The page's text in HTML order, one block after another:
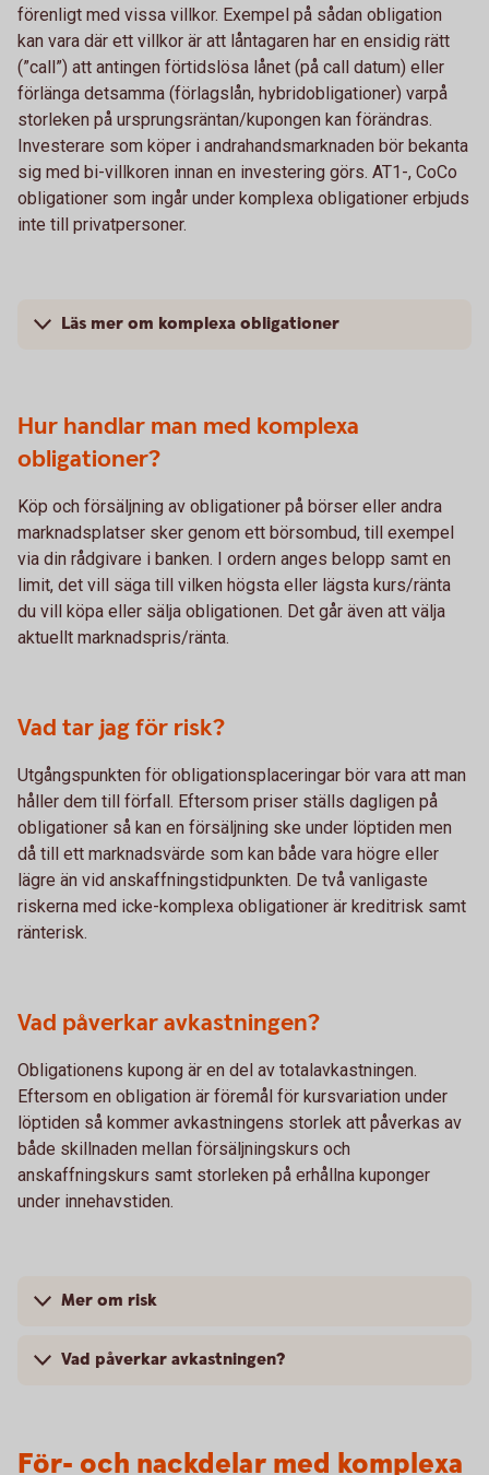
förenligt med vissa villkor. Exempel på sådan obligation
kan vara där ett villkor är att låntagaren har en ensidig rätt
(”call”) att antingen förtidslösa lånet (på call datum) eller
förlänga detsamma (förlagslån, hybridobligationer) varpå
storleken på ursprungsräntan/kupongen kan förändras.
Investerare som köper i andrahandsmarknaden bör bekanta
sig med bi-villkoren innan en investering görs. AT1-, CoCo
obligationer som ingår under komplexa obligationer erbjuds
inte till privatpersoner.
Läs mer om komplexa obligationer
Hur handlar man med komplexa
obligationer?
Köp och försäljning av obligationer på börser eller andra
marknadsplatser sker genom ett börsombud, till exempel
via din rådgivare i banken. I ordern anges belopp samt en
limit, det vill säga till vilken högsta eller lägsta kurs/ränta
du vill köpa eller sälja obligationen. Det går även att välja
aktuellt marknadspris/ränta.
Vad tar jag för risk?
Utgångspunkten för obligationsplaceringar bör vara att man
håller dem till förfall. Eftersom priser ställs dagligen på
obligationer så kan en försäljning ske under löptiden men
då till ett marknadsvärde som kan både vara högre eller
lägre än vid anskaffningstidpunkten. De två vanligaste
riskerna med icke-komplexa obligationer är kreditrisk samt
ränterisk.
Vad påverkar avkastningen?
Obligationens kupong är en del av totalavkastningen.
Eftersom en obligation är föremål för kursvariation under
löptiden så kommer avkastningens storlek att påverkas av
både skillnaden mellan försäljningskurs och
anskaffningskurs samt storleken på erhållna kuponger
under innehavstiden.
Mer om risk
Vad påverkar avkastningen?
För- och nackdelar med komplexa